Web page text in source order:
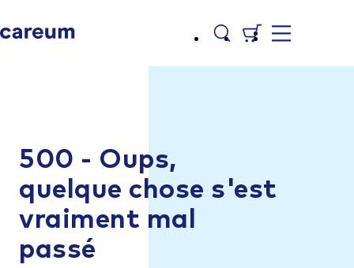
500 - Oups,
quelque chose s'est
vraiment mal
passé